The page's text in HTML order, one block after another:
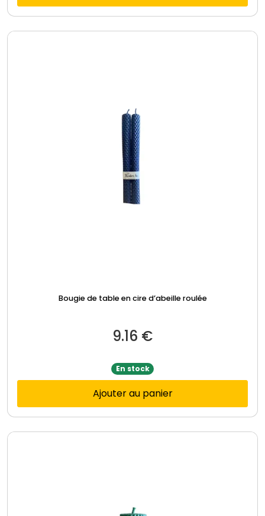
Bougie de table en cire d’abeille roulée
9.16 €
En stock
Ajouter au panier